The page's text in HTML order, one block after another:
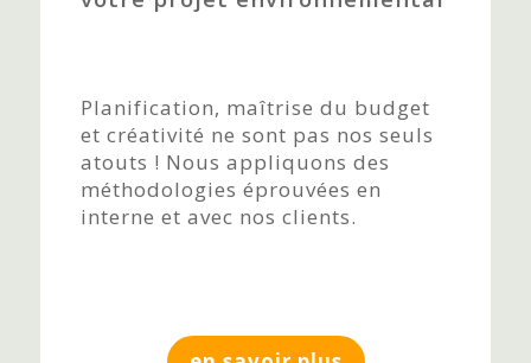
Planification, maîtrise du budget
et créativité ne sont pas nos seuls
atouts ! Nous appliquons des
méthodologies éprouvées en
interne et avec nos clients.